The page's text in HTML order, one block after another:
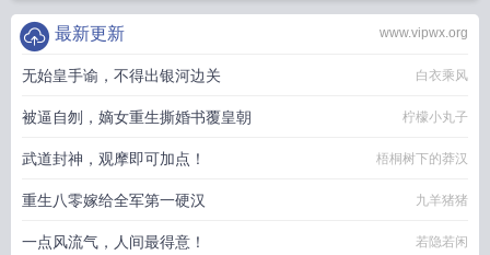
www.vipwx.org
最新更新
无始皇手谕，不得出银河边关 白衣乘风
被逼自刎，嫡女重生撕婚书覆皇朝 柠檬小丸子
武道封神，观摩即可加点！ 梧桐树下的莽汉
重生八零嫁给全军第一硬汉 九羊猪猪
一点风流气，人间最得意！ 若隐若闲